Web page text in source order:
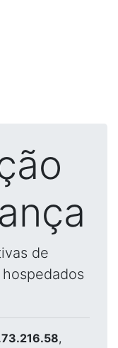
de
,